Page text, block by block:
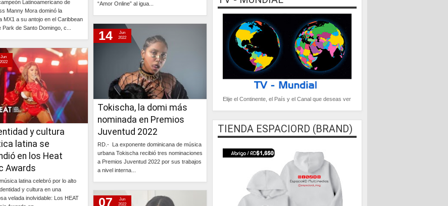
“Amor Online” al igua...
Latinoamericano de
Manny Mora dominó la
MX1 a su antojo en el Caribbean
Park de Santo Domingo, c...
Tokischa, la domi más
nominada en Premios
Juventud 2022
RD.- La exponente dominicana de música
urbana Tokischa recibió tres nominaciones
a Premios Juventud 2022 por sus trabajos
a nivel interna...
14
Jun
2022
y cultura
latina se
en los Heat
Awards
latina celebró por lo alto
y cultura en una
velada inolvidable: Los HEAT
Jun
2022
07
Jun
2022
Elije el Continente, el País y el Canal que deseas ver
TIENDA ESPACIORD (BRAND)